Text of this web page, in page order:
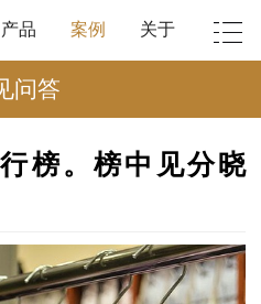
产品 案例 关于
问答
榜。榜中见分晓